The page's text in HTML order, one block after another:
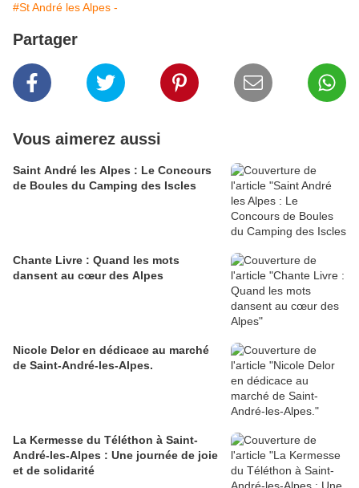
#St André les Alpes -
Partager
Vous aimerez aussi
Saint André les Alpes : Le Concours
de Boules du Camping des Iscles
Chante Livre : Quand les mots
dansent au cœur des Alpes
Nicole Delor en dédicace au marché
de Saint-André-les-Alpes.
La Kermesse du Téléthon à Saint-
André-les-Alpes : Une journée de joie
et de solidarité